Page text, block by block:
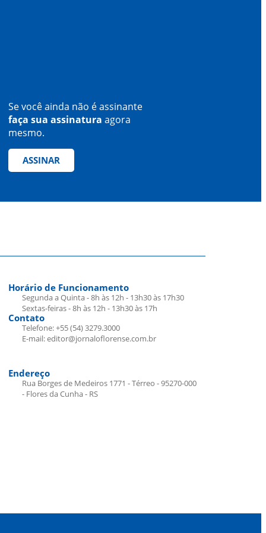
Se você ainda não é assinante
faça sua assinatura agora
mesmo.
ASSINAR
Horário de Funcionamento
Segunda a Quinta - 8h às 12h - 13h30 às 17h30
Sextas-feiras - 8h às 12h - 13h30 às 17h
Contato
Telefone: +55 (54) 3279.3000
E-mail: editor@jornaloflorense.com.br
Endereço
Rua Borges de Medeiros 1771 - Térreo - 95270-000
- Flores da Cunha - RS